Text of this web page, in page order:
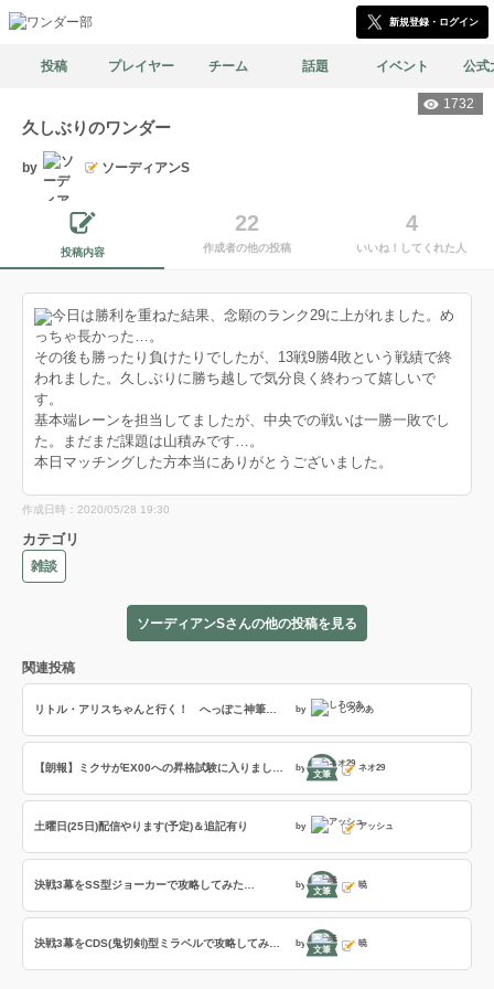
新規登録・ログイン
投稿 プレイヤー チーム 話題 イベント 公式
1732
久しぶりのワンダー
by ソーディアンS
投稿内容
22
作成者の他の投稿
4
いいね！してくれた人
今日は勝利を重ねた結果、念願のランク29に上がれました。め
っちゃ長かった…。
その後も勝ったり負けたりでしたが、13戦9勝4敗という戦績で終
われました。久しぶりに勝ち越しで気分良く終わって嬉しいで
す。
基本端レーンを担当してましたが、中央での戦いは一勝一敗でし
た。まだまだ課題は山積みです…。
本日マッチングした方本当にありがとうございました。
作成日時：2020/05/28 19:30
カテゴリ
雑談
ソーディアンSさんの他の投稿を見る
関連投稿
by しろのあ
by
文筆
ネオ29
土曜日(25日)配信やります(予定)＆追記有り by アッシュ
決戦3幕をSS型ジョーカーで攻略してみた… by
文筆
暁
by
文筆
暁